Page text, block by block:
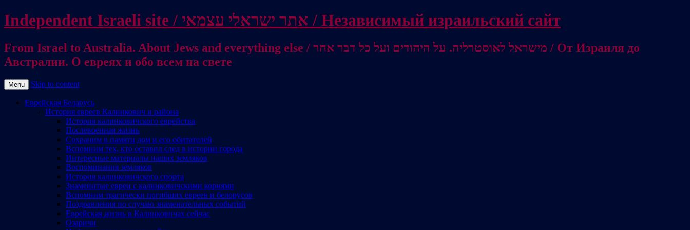
Independent Israeli site / אתר ישראלי עצמאי / Независимый израильский сайт
From Israel to Australia. About Jews and everything else / מישראל לאוסטרליה. על היהודים ועל כל דבר אחר / От Израиля до
Австралии. О евреях и обо всем на свете
Menu Skip to content
Еврейская Беларусь
История евреев Калинкович и района
История калинковичского еврейства
Послевоенная жизнь
Сохраним в памяти дом и его обитателей
Вспомним тех, кто оставил след в истории города
Интересные материалы наших земляков
Воспоминания земляков
История калинковичского спорта
Знаменитые евреи с калинковичскими корнями
Вспомним трагически погибших евреев и белорусов
Поздравления по случаю знаменательных событий
Еврейская жизнь в Калинковичах сейчас
Озаричи